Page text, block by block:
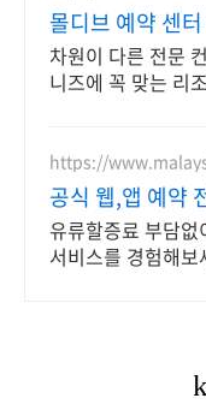
몰디브 예약 센
차원이 다른 전문
니즈에 꼭 맞는 리
https://
공식 웹,앱 예약
유류할증료 부담없
서비스를 경험해보